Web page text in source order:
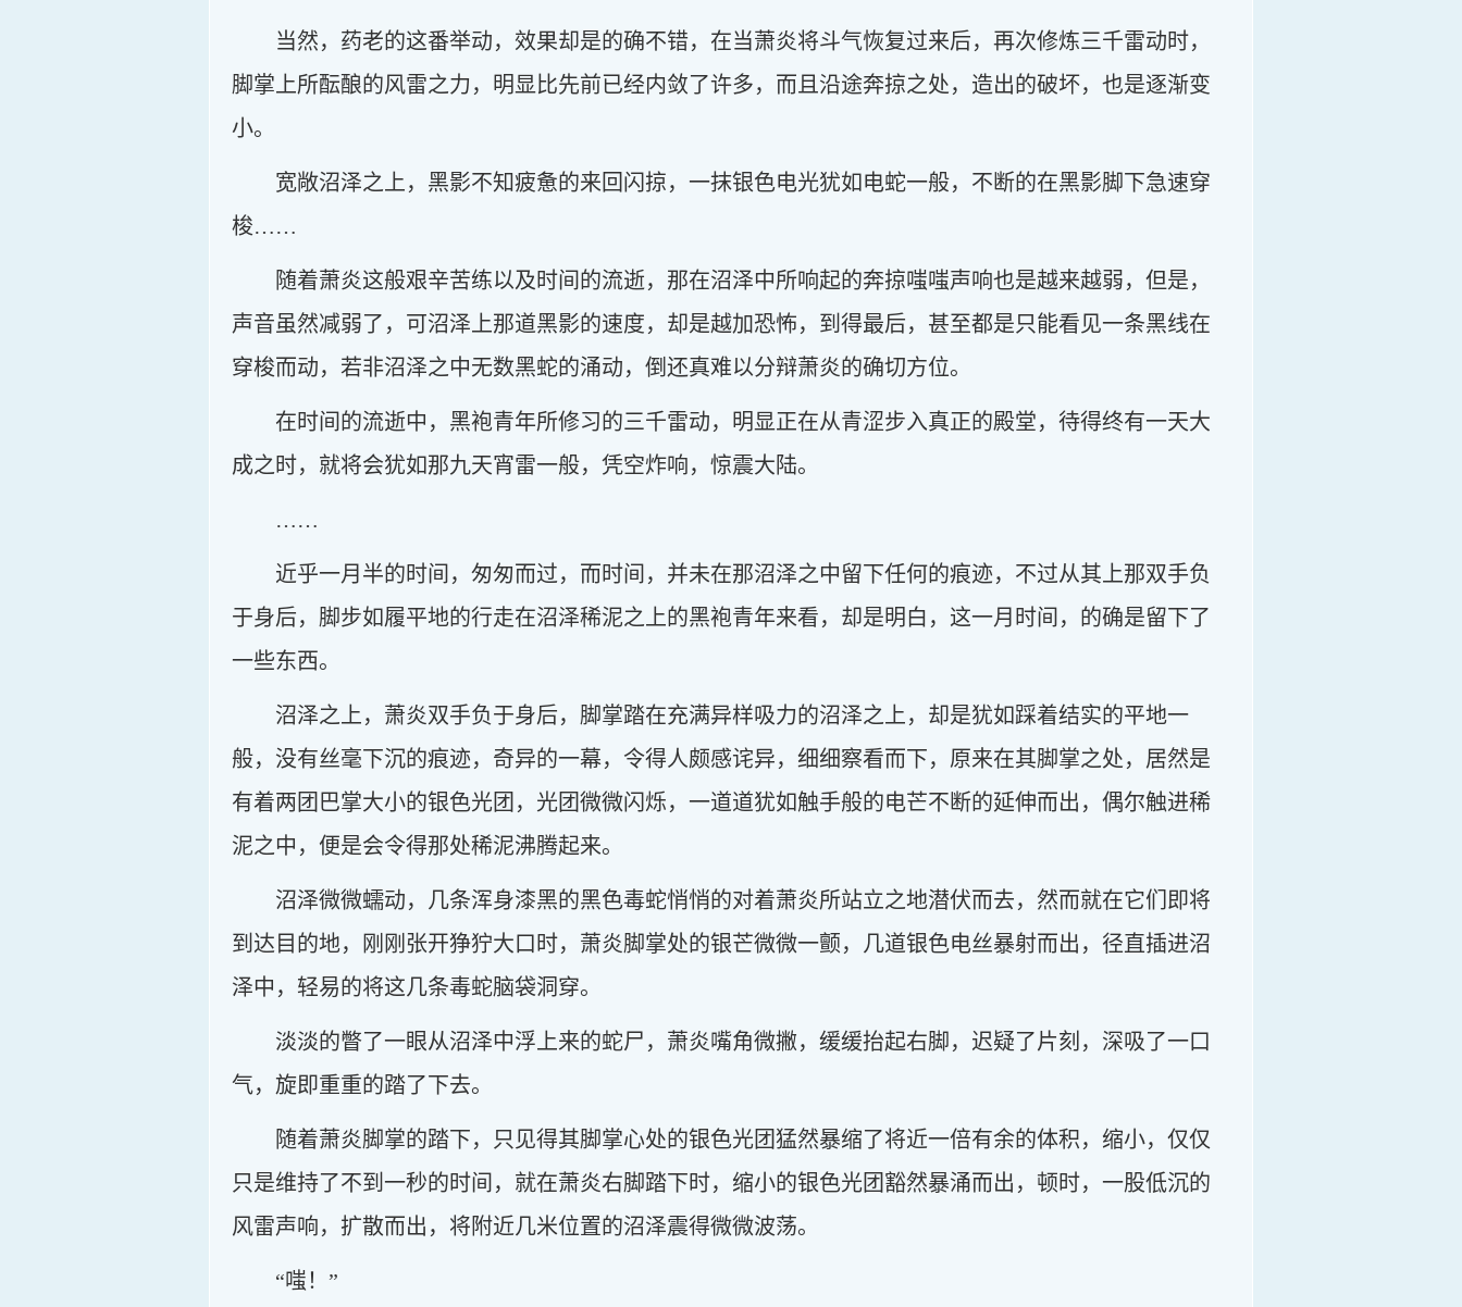
当然，药老的这番举动，效果却是的确不错，在当萧炎将斗气恢复过来后，再次修炼三千雷动时，
脚掌上所酝酿的风雷之力，明显比先前已经内敛了许多，而且沿途奔掠之处，造出的破坏，也是逐渐变
小。
宽敞沼泽之上，黑影不知疲惫的来回闪掠，一抹银色电光犹如电蛇一般，不断的在黑影脚下急速穿
梭……
随着萧炎这般艰辛苦练以及时间的流逝，那在沼泽中所响起的奔掠嗤嗤声响也是越来越弱，但是，
声音虽然减弱了，可沼泽上那道黑影的速度，却是越加恐怖，到得最后，甚至都是只能看见一条黑线在
穿梭而动，若非沼泽之中无数黑蛇的涌动，倒还真难以分辩萧炎的确切方位。
在时间的流逝中，黑袍青年所修习的三千雷动，明显正在从青涩步入真正的殿堂，待得终有一天大
成之时，就将会犹如那九天宵雷一般，凭空炸响，惊震大陆。
……
近乎一月半的时间，匆匆而过，而时间，并未在那沼泽之中留下任何的痕迹，不过从其上那双手负
于身后，脚步如履平地的行走在沼泽稀泥之上的黑袍青年来看，却是明白，这一月时间，的确是留下了
一些东西。
沼泽之上，萧炎双手负于身后，脚掌踏在充满异样吸力的沼泽之上，却是犹如踩着结实的平地一
般，没有丝毫下沉的痕迹，奇异的一幕，令得人颇感诧异，细细察看而下，原来在其脚掌之处，居然是
有着两团巴掌大小的银色光团，光团微微闪烁，一道道犹如触手般的电芒不断的延伸而出，偶尔触进稀
泥之中，便是会令得那处稀泥沸腾起来。
沼泽微微蠕动，几条浑身漆黑的黑色毒蛇悄悄的对着萧炎所站立之地潜伏而去，然而就在它们即将
到达目的地，刚刚张开狰狞大口时，萧炎脚掌处的银芒微微一颤，几道银色电丝暴射而出，径直插进沼
泽中，轻易的将这几条毒蛇脑袋洞穿。
淡淡的瞥了一眼从沼泽中浮上来的蛇尸，萧炎嘴角微撇，缓缓抬起右脚，迟疑了片刻，深吸了一口
气，旋即重重的踏了下去。
随着萧炎脚掌的踏下，只见得其脚掌心处的银色光团猛然暴缩了将近一倍有余的体积，缩小，仅仅
只是维持了不到一秒的时间，就在萧炎右脚踏下时，缩小的银色光团豁然暴涌而出，顿时，一股低沉的
风雷声响，扩散而出，将附近几米位置的沼泽震得微微波荡。
“嗤！”